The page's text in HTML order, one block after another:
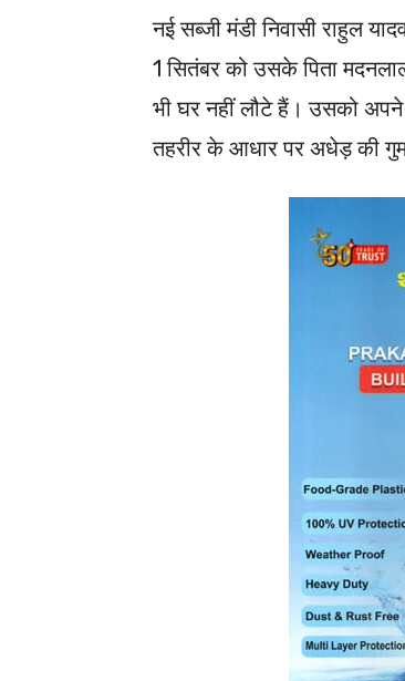
नई सब्जी मंडी निवासी राहुल
1 सितंबर को उसके पिता
भी घर नहीं लौटे हैं। उसको
तहरीर के आधार पर अधेड़ की